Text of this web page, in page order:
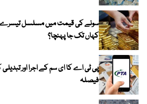
سونے کی قیمت میں مسلسل تیسرے
کہاں تک جا پہنچا؟
پی ٹی اے کا ای سم کے اجرا اور
فیصلہ